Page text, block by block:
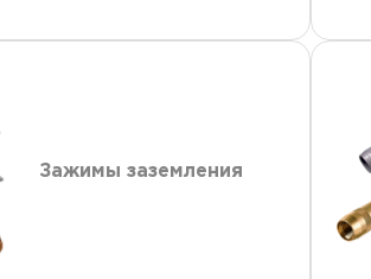
Зажимы заземления